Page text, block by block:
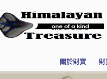
關於財寶 財